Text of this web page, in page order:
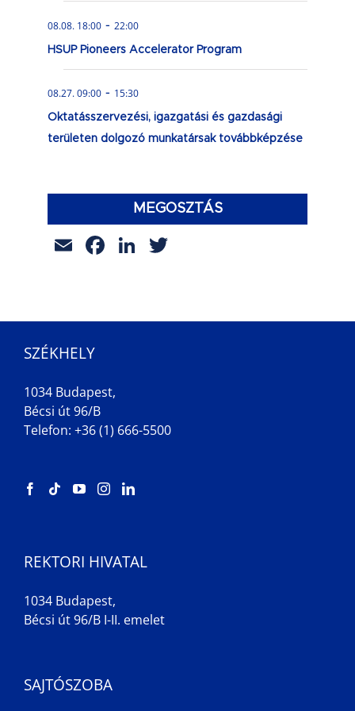
08.08. 18:00 - 22:00
HSUP Pioneers Accelerator Program
08.27. 09:00 - 15:30
Oktatásszervezési, igazgatási és gazdasági
területen dolgozó munkatársak továbbképzése
MEGOSZTÁS
EmailFacebook
LinkedIn
SZÉKHELY
1034 Budapest,
Bécsi út 96/B
Telefon: +36 (1) 666-5500
REKTORI HIVATAL
1034 Budapest,
Bécsi út 96/B I-II. emelet
SAJTÓSZOBA